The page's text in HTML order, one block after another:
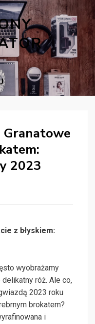
Granatowe
2023
z błyskiem:
wyobrażamy
róż. Ale co,
2023 roku
brokatem?
i